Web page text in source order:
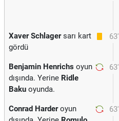
63'
Xaver Schlagersarı kart
gördü
63'
Benjamin Henrichs oyun
dışında. Yerine Ridle
Baku oyunda.
63'
Conrad Harderoyun